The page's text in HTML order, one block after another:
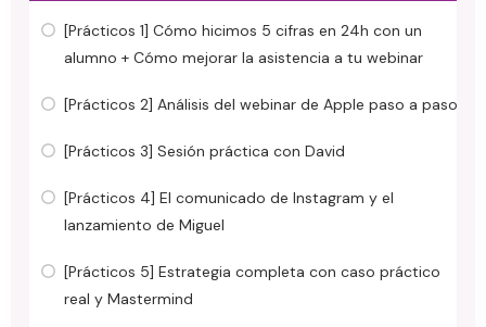
[Prácticos 1] Cómo hicimos 5 cifras en 24h con un
alumno + Cómo mejorar la asistencia a tu webinar
[Prácticos 2] Análisis del webinar de Apple paso a paso
[Prácticos 3] Sesión práctica con David
[Prácticos 4] El comunicado de Instagram y el
lanzamiento de Miguel
[Prácticos 5] Estrategia completa con caso práctico
real y Mastermind